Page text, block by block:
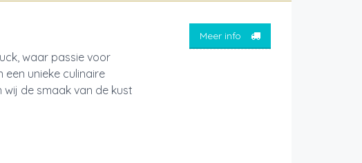
waar passie voor
unieke culinaire
de smaak van de kust
Meer info